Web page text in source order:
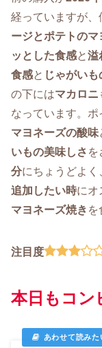
経っていますが
ージとポテトのマ
ッとした食感と溢
食感と じゃがい
の下にはマカロニ
なっています。ポ
マヨネーズの酸味
いもの美味しさ を
分にちょうどよく
追加したい時にオ
マヨネーズ焼き を
注目度
本日もコン